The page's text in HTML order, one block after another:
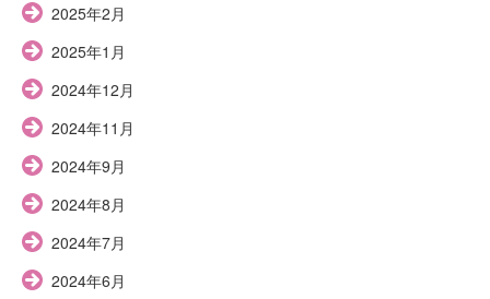
2025年2月
2025年1月
2024年12月
2024年11月
2024年9月
2024年8月
2024年7月
2024年6月